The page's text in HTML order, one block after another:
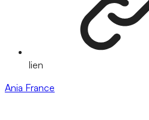
lien
Ania France